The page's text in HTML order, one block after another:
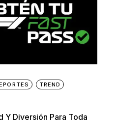
TREND
Y Diversión Para Toda